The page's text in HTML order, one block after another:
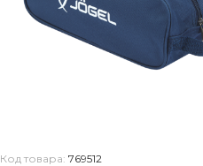
Код товара: 769512